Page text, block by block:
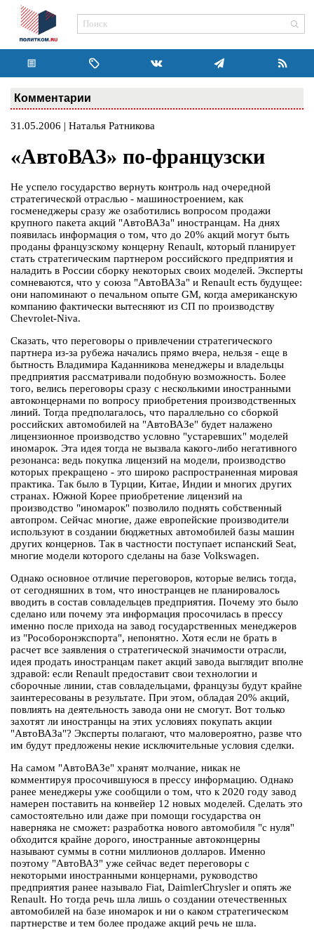
Комментарии
31.05.2006 | Наталья Ратникова
«АвтоВАЗ» по-французски
Не успело государство вернуть контроль над очередной
стратегической отраслью - машиностроением, как
госменеджеры сразу же озаботились вопросом продажи
крупного пакета акций "АвтоВАЗа" иностранцам. На днях
появилась информация о том, что до 20% акций могут быть
проданы французскому концерну Renault, который планирует
стать стратегическим партнером российского предприятия и
наладить в России сборку некоторых своих моделей. Эксперты
сомневаются, что у союза "АвтоВАЗа" и Renault есть будущее:
они напоминают о печальном опыте GM, когда американскую
компанию фактически вытесняют из СП по производству
Chevrolet-Niva.
Сказать, что переговоры о привлечении стратегического
партнера из-за рубежа начались прямо вчера, нельзя - еще в
бытность Владимира Каданникова менеджеры и владельцы
предприятия рассматривали подобную возможность. Более
того, велись переговоры сразу с несколькими иностранными
автоконцернами по вопросу приобретения производственных
линий. Тогда предполагалось, что параллельно со сборкой
российских автомобилей на "АвтоВАЗе" будет налажено
лицензионное производство условно "устаревших" моделей
иномарок. Эта идея тогда не вызвала какого-либо негативного
резонанса: ведь покупка лицензий на модели, производство
которых прекращено - это широко распространенная мировая
практика. Так было в Турции, Китае, Индии и многих других
странах. Южной Корее приобретение лицензий на
производство "иномарок" позволило поднять собственный
автопром. Сейчас многие, даже европейские производители
используют в создании бюджетных автомобилей базы машин
других концернов. Так в частности поступает испанский Seat,
многие модели которого сделаны на базе Volkswagen.
Однако основное отличие переговоров, которые велись тогда,
от сегодняшних в том, что иностранцев не планировалось
вводить в состав совладельцев предприятия. Почему это было
сделано или почему эта информация просочилась в прессу
именно после прихода на завод государственных менеджеров
из "Рособоронэкспорта", непонятно. Хотя если не брать в
расчет все заявления о стратегической значимости отрасли,
идея продать иностранцам пакет акций завода выглядит вполне
здравой: если Renault предоставит свои технологии и
сборочные линии, став совладельцами, французы будут крайне
заинтересованы в результате. При этом, обладая 20% акций,
повлиять на деятельность завода они не смогут. Вот только
захотят ли иностранцы на этих условиях покупать акции
"АвтоВАЗа"? Эксперты полагают, что маловероятно, разве что
им будут предложены некие исключительные условия сделки.
На самом "АвтоВАЗе" хранят молчание, никак не
комментируя просочившуюся в прессу информацию. Однако
ранее менеджеры уже сообщили о том, что к 2020 году завод
намерен поставить на конвейер 12 новых моделей. Сделать это
самостоятельно или даже при помощи государства он
наверняка не сможет: разработка нового автомобиля "с нуля"
обходится крайне дорого, иностранные автоконцерны
называют суммы в сотни миллионов долларов. Именно
поэтому "АвтоВАЗ" уже сейчас ведет переговоры с
некоторыми иностранными концернами, руководство
предприятия ранее называло Fiat, DaimlerChrysler и опять же
Renault. Но тогда речь шла лишь о создании отечественных
автомобилей на базе иномарок и ни о каком стратегическом
партнерстве и тем более продаже акций речь не шла.